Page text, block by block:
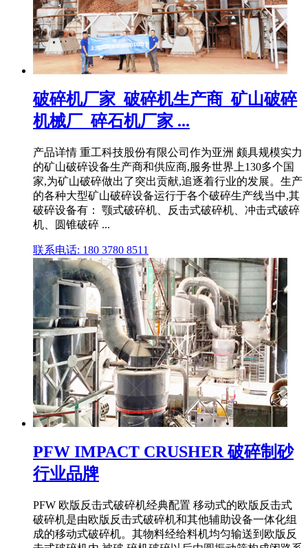
破碎机厂家_破碎机生产商_矿山破碎
机械厂_碎石机厂家 ...
产品详情 重工科技股份有限公司作为亚洲 颇具规模实力
的矿山破碎设备生产商和供应商,服务世界上130多个国
家,为矿山破碎做出了突出贡献,追逐着行业的发展。生产
的各种大型矿山破碎设备运行于各个破碎生产线当中,其
破碎设备有： 颚式破碎机、反击式破碎机、冲击式破碎
机、圆锥破碎 ...
联系电话: 180 3780 8511
PFW IMPACT CRUSHER 破碎制砂
行业品牌
PFW 欧版反击式破碎机经典配置 移动式的欧版反击式
破碎机是由欧版反击式破碎机和其他辅助设备一体化组
成的移动式破碎机。其物料经给料机均匀输送到欧版反